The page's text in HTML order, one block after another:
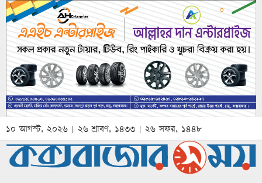
১০ আগস্ট, ২০২৬ | ২৬ শ্রাবণ, ১৪৩৩ | ২৬ সফর, ১৪৪৮